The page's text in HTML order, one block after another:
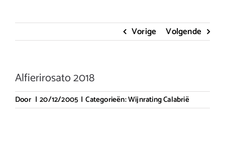
Vorige Volgende
Alfierirosato 2018
Door | 20/12/2005 | Categorieën:Wijnrating Calabrië